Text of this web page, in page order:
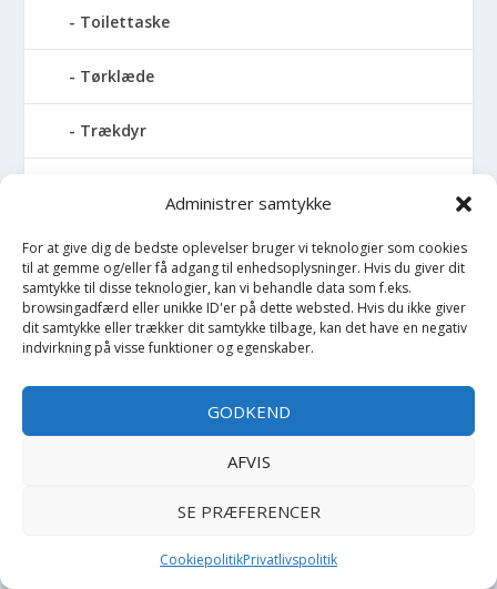
Administrer samtykke
For at give dig de bedste oplevelser bruger vi teknologier som cookies
til at gemme og/eller få adgang til enhedsoplysninger. Hvis du giver dit
samtykke til disse teknologier, kan vi behandle data som f.eks.
browsingadfærd eller unikke ID'er på dette websted. Hvis du ikke giver
dit samtykke eller trækker dit samtykke tilbage, kan det have en negativ
indvirkning på visse funktioner og egenskaber.
GODKEND
AFVIS
SE PRÆFERENCER
CookiepolitikPrivatlivspolitik
Toilettaske
Tørklæde
Trækdyr
Træningssæt
Trusser
Tumledyr